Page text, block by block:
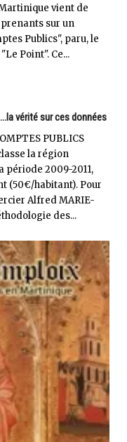
vient de
sur un
Publics", paru, le
Point". Ce...
vérité sur ces données
PUBLICS
la région
2009-2011,
(50€/habitant). Pour
Alfred MARIE-
des...